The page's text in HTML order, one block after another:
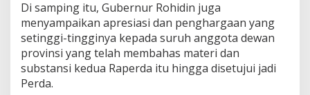
Di samping itu, Gubernur Rohidin juga
menyampaikan apresiasi dan penghargaan yang
setinggi-tingginya kepada suruh anggota dewan
provinsi yang telah membahas materi dan
substansi kedua Raperda itu hingga disetujui jadi
Perda.